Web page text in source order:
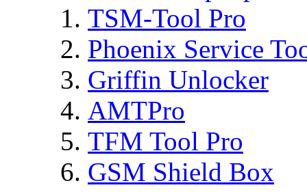
TSM-Tool Pro
Phoenix Service
Griffin Unlocker
AMTPro
TFM Tool Pro
GSM Shield Box